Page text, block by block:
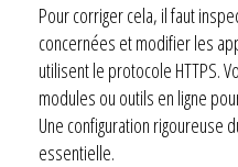
Pour corriger cela, il faut
concernées et modifier les
utilisent le protocole HTTPS.
modules ou outils en ligne
Une configuration rigoureuse
essentielle.